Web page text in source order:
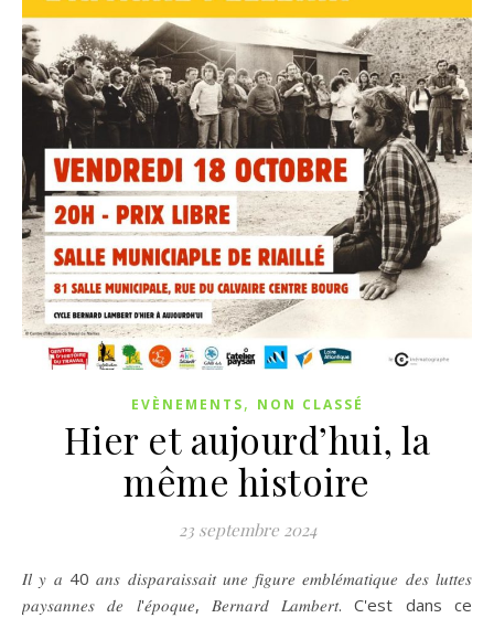
EVÈNEMENTS, NON CLASSÉ
Hier et aujourd’hui, la
même histoire
23 septembre 2024
𝐼𝑙 𝑦 𝑎 40 𝑎𝑛𝑠 𝑑𝑖𝑠𝑝𝑎𝑟𝑎𝑖𝑠𝑠𝑎𝑖𝑡 𝑢𝑛𝑒 𝑓𝑖𝑔𝑢𝑟𝑒 𝑒𝑚𝑏𝑙𝑒́𝑚𝑎𝑡𝑖𝑞𝑢𝑒 𝑑𝑒𝑠 𝑙𝑢𝑡𝑡𝑒𝑠
𝑝𝑎𝑦𝑠𝑎𝑛𝑛𝑒𝑠 𝑑𝑒 𝑙'𝑒́𝑝𝑜𝑞𝑢𝑒, 𝐵𝑒𝑟𝑛𝑎𝑟𝑑 𝐿𝑎𝑚𝑏𝑒𝑟𝑡. C'est dans ce